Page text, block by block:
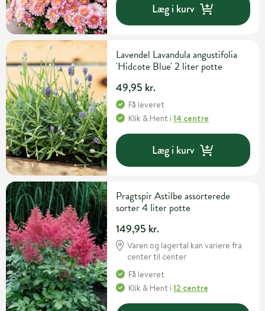
Læg i kurv
Lavendel Lavandula angustifolia
'Hidcote Blue' 2 liter potte
49,95 kr.
Få leveret
Klik & Hent i14 centre
Læg i kurv
Pragtspir Astilbe assorterede
sorter 4 liter potte
149,95 kr.
Varen og lagertal kan variere fra
center til center
Få leveret
Klik & Hent i12 centre